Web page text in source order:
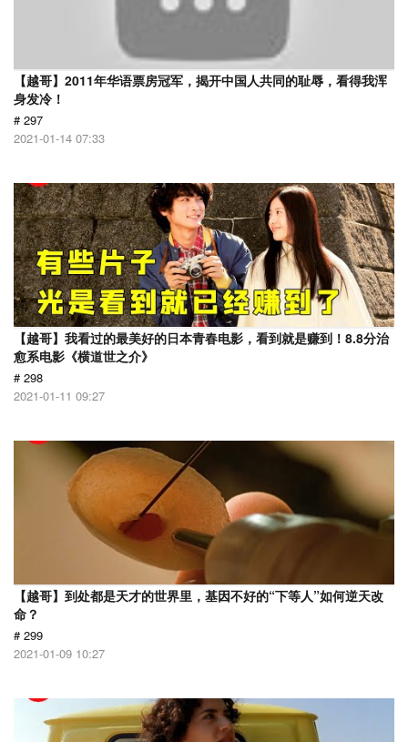
【越哥】2011年华语票房冠军，揭开中国人共同的耻辱，看得我浑
身发冷！
# 297
2021-01-14 07:33
【越哥】我看过的最美好的日本青春电影，看到就是赚到！8.8分治
愈系电影《横道世之介》
# 298
2021-01-11 09:27
【越哥】到处都是天才的世界里，基因不好的“下等人”如何逆天改
命？
# 299
2021-01-09 10:27